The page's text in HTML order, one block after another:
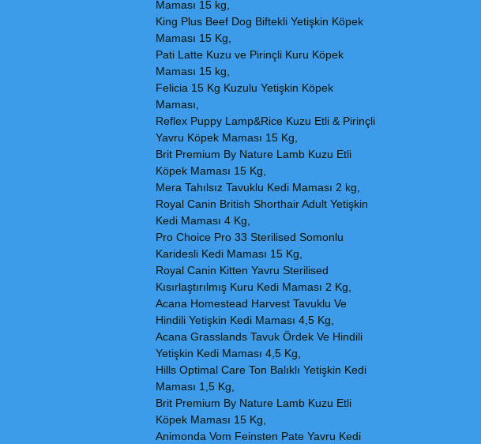
Maması 15 kg,
King Plus Beef Dog Biftekli Yetişkin Köpek
Maması 15 Kg,
Pati Latte Kuzu ve Pirinçli Kuru Köpek
Maması 15 kg,
Felicia 15 Kg Kuzulu Yetişkin Köpek
Maması,
Reflex Puppy Lamp&Rice Kuzu Etli & Pirinçli
Yavru Köpek Maması 15 Kg,
Brit Premium By Nature Lamb Kuzu Etli
Köpek Maması 15 Kg,
Mera Tahılsız Tavuklu Kedi Maması 2 kg,
Royal Canin British Shorthair Adult Yetişkin
Kedi Maması 4 Kg,
Pro Choice Pro 33 Sterilised Somonlu
Karidesli Kedi Maması 15 Kg,
Royal Canin Kitten Yavru Sterilised
Kısırlaştırılmış Kuru Kedi Maması 2 Kg,
Acana Homestead Harvest Tavuklu Ve
Hindili Yetişkin Kedi Maması 4,5 Kg,
Acana Grasslands Tavuk Ördek Ve Hindili
Yetişkin Kedi Maması 4,5 Kg,
Hills Optimal Care Ton Balıklı Yetişkin Kedi
Maması 1,5 Kg,
Brit Premium By Nature Lamb Kuzu Etli
Köpek Maması 15 Kg,
Animonda Vom Feinsten Pate Yavru Kedi